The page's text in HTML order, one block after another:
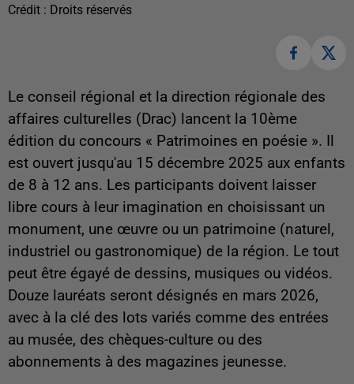
Crédit : Droits réservés
Le conseil régional et la direction régionale des
affaires culturelles (Drac) lancent la 10ème
édition du concours « Patrimoines en poésie ». Il
est ouvert jusqu'au 15 décembre 2025 aux enfants
de 8 à 12 ans. Les participants doivent laisser
libre cours à leur imagination en choisissant un
monument, une œuvre ou un patrimoine (naturel,
industriel ou gastronomique) de la région. Le tout
peut être égayé de dessins, musiques ou vidéos.
Douze lauréats seront désignés en mars 2026,
avec à la clé des lots variés comme des entrées
au musée, des chèques-culture ou des
abonnements à des magazines jeunesse.